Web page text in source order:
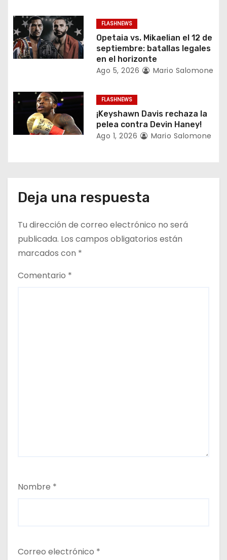
n
t
r
d
FLASHNEWS
Opetaia vs. Mikaelian el 12 de
septiembre: batallas legales
en el horizonte
Ago 5, 2026 Mario Salomone
FLASHNEWS
¡Keyshawn Davis rechaza la
pelea contra Devin Haney!
Ago 1, 2026 Mario Salomone
Deja una respuesta
Tu dirección de correo electrónico no será
publicada. Los campos obligatorios están
marcados con *
Comentario *
Nombre *
Correo electrónico *